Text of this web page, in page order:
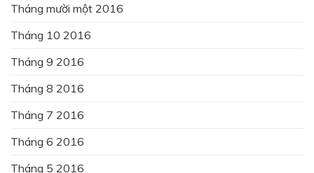
Tháng mười một 2016
Tháng 10 2016
Tháng 9 2016
Tháng 8 2016
Tháng 7 2016
Tháng 6 2016
Tháng 5 2016